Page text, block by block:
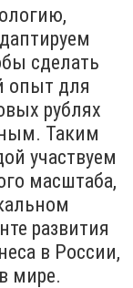
сделать
опыт для
рублях
Таким
участвуем
масштаба,
развития
в России,
мире.